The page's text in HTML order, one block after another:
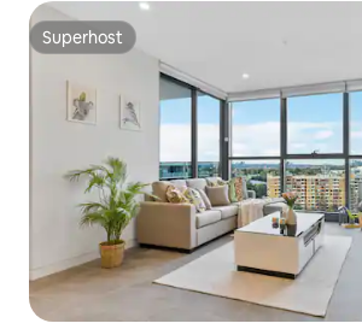
Superhost
Superhost